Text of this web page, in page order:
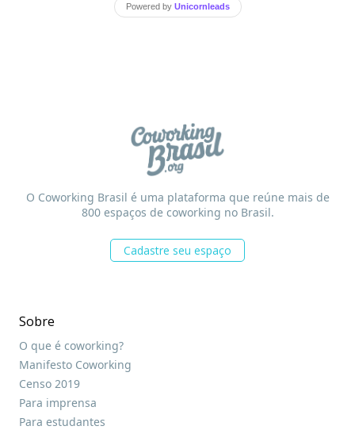
Powered by Unicornleads
O Coworking Brasil é uma plataforma que reúne mais de
800 espaços de coworking no Brasil.
Cadastre seu espaço
Sobre
O que é coworking?
Manifesto Coworking
Censo 2019
Para imprensa
Para estudantes